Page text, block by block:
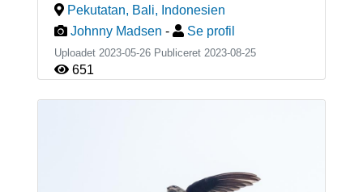
Pekutatan, Bali, Indonesien
Johnny Madsen - Se profil
Uploadet 2023-05-26 Publiceret 2023-08-25
651